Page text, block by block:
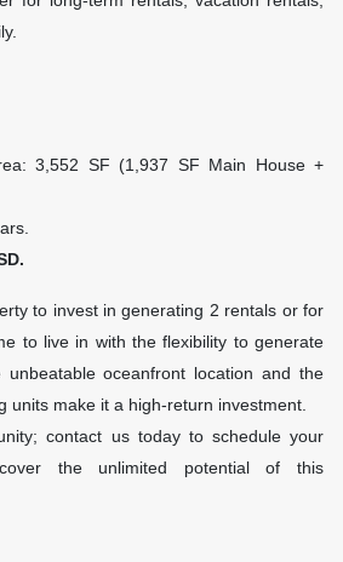
3,552 SF (1,937 SF Main House +
to invest in generating 2 rentals or for
to live in with the flexibility to generate
unbeatable oceanfront location and the
units make it a high-return investment.
contact us today to schedule your
the unlimited potential of this